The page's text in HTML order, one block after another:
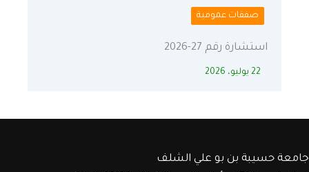
صفقات عمومية
استشارة رقم 27-2026
22 يوليو، 2026
جامعة حسيبة بن بو علي الشلف